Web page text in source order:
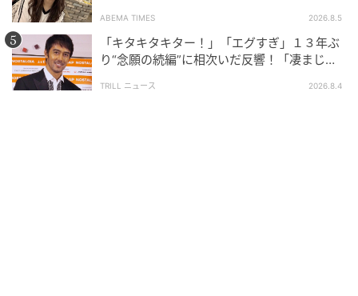
出典：and ST
【グローバルワーク】「サラサラアゼニットベスト」
¥2,393（税込・セール価格）
ABEMA TIMES 2026.8.5
「キタキタキター！」「エグすぎ」１３年ぶ
り“念願の続編”に相次いだ反響！「凄まじく
TRILL ニュース 2026.8.4